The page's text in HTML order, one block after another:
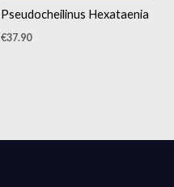
Pseudocheilinus Hexataenia
€37.90